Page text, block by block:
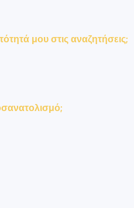
μου στις αναζητήσεις;